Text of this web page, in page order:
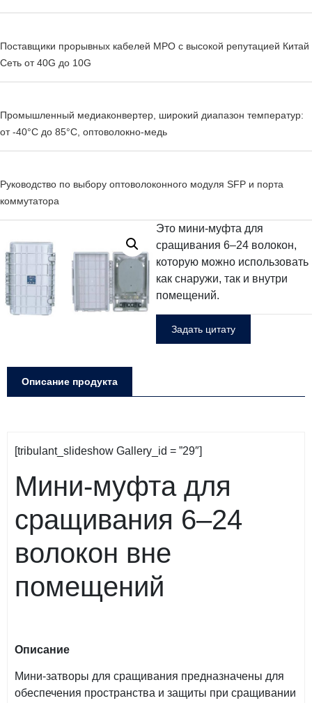
Поставщики прорывных кабелей MPO с высокой репутацией Китай
Сеть от 40G до 10G
Промышленный медиаконвертер, широкий диапазон температур:
от -40°C до 85°C, оптоволокно-медь
Руководство по выбору оптоволоконного модуля SFP и порта
коммутатора
Это мини-муфта для
сращивания 6–24 волокон,
которую можно использовать
как снаружи, так и внутри
помещений.
Задать цитату
Описание продукта
[tribulant_slideshow Gallery_id = ”29″]
Мини-муфта для
сращивания 6–24
волокон вне
помещений
Описание
Мини-затворы для сращивания предназначены для
обеспечения пространства и защиты при сращивании